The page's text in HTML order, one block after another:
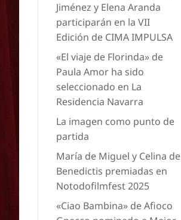
Jiménez y Elena Aranda
participarán en la VII
Edición de CIMA IMPULSA
«El viaje de Florinda» de
Paula Amor ha sido
seleccionado en La
Residencia Navarra
La imagen como punto de
partida
María de Miguel y Celina de
Benedictis premiadas en
Notodofilmfest 2025
«Ciao Bambina» de Afioco